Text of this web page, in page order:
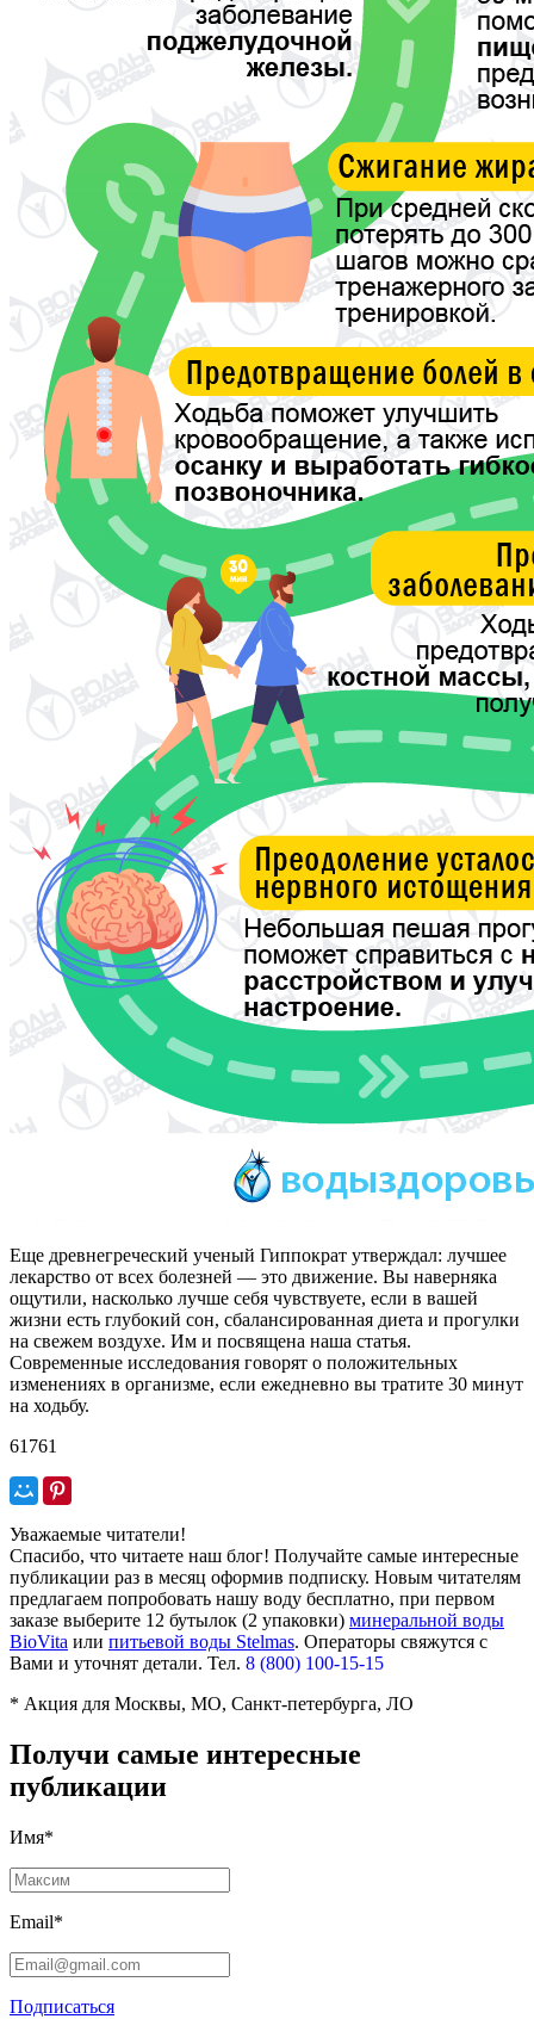
Еще древнегреческий ученый Гиппократ утверждал: лучшее
лекарство от всех болезней — это движение. Вы наверняка
ощутили, насколько лучше себя чувствуете, если в вашей
жизни есть глубокий сон, сбалансированная диета и прогулки
на свежем воздухе. Им и посвящена наша статья.
Современные исследования говорят о положительных
изменениях в организме, если ежедневно вы тратите 30 минут
на ходьбу.
61761
Уважаемые читатели!
Спасибо, что читаете наш блог! Получайте самые интересные
публикации раз в месяц оформив подписку. Новым читателям
предлагаем попробовать нашу воду бесплатно, при первом
заказе выберите 12 бутылок (2 упаковки) минеральной воды
BioVita или питьевой воды Stelmas. Операторы свяжутся с
Вами и уточнят детали. Тел. 8 (800) 100-15-15
* Акция для Москвы, МО, Санкт-петербурга, ЛО
Получи самые интересные
публикации
Имя*
Email*
Подписаться